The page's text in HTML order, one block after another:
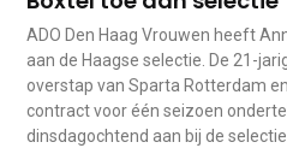
ADO Den Haag Vrouwen heeft
aan de Haagse selectie. De 21-
overstap van Sparta Rotterdam
contract voor één seizoen
dinsdagochtend aan bij de